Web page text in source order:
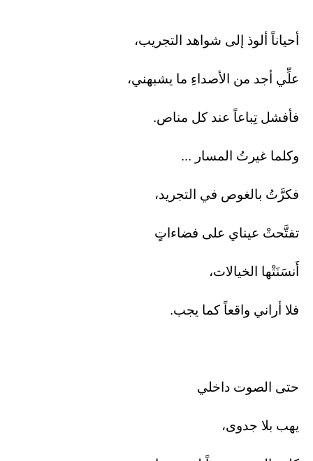
أحياناً ألوذ إلى شواهد التجريب،
علِّي أجد من الأصداءِ ما يشبهني،
فأفشل تِباعاً عند كل مناص.
وكلما غيرتُ المسار ...
فكرَّتُ بالغوص في التجريد،
تفتَّحتْ عيناي على فضاءاتٍ
أَنسَنَتْها الخيالات،
فلا أراني واقعاً كما يجب.
حتى الصوت داخلي
يهب بلا جدوى،